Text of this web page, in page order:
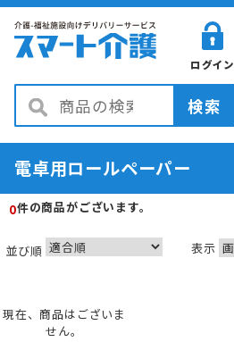
ログイン
検索
電卓用ロールペーパー
0件の商品がございます。
並び順 表示
現在、商品はございま
せん。